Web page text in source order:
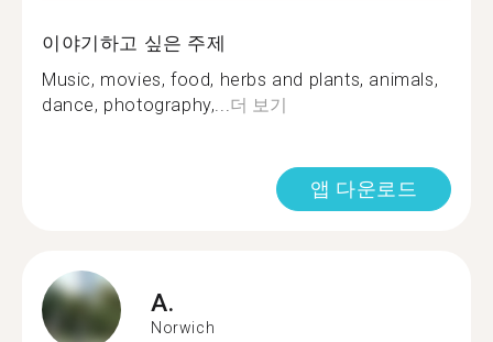
이야기하고 싶은 주제
Music, movies, food, herbs and plants, animals,
dance, photography,...더 보기
앱 다운로드
A.
Norwich